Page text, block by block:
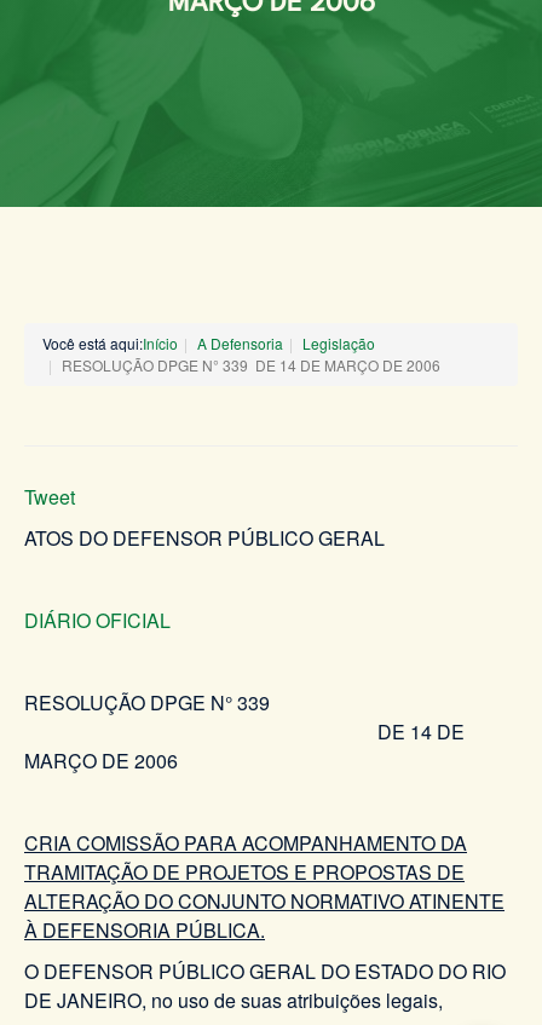
Você está aqui:Início A Defensoria
Legislação
RESOLUÇÃO DPGE N° 339 DE 14 DE MARÇO DE 2006
Tweet
ATOS DO DEFENSOR PÚBLICO GERAL
DIÁRIO OFICIAL
RESOLUÇÃO DPGE N° 339
DE 14 DE
MARÇO DE 2006
CRIA COMISSÃO PARA ACOMPANHAMENTO DA
TRAMITAÇÃO DE PROJETOS E PROPOSTAS DE
ALTERAÇÃO DO CONJUNTO NORMATIVO ATINENTE
À DEFENSORIA PÚBLICA.
O DEFENSOR PÚBLICO GERAL DO ESTADO DO RIO
DE JANEIRO, no uso de suas atribuições legais,